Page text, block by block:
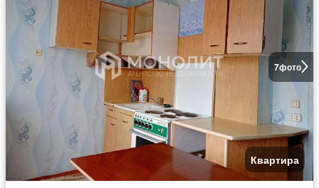
7фото
Квартира